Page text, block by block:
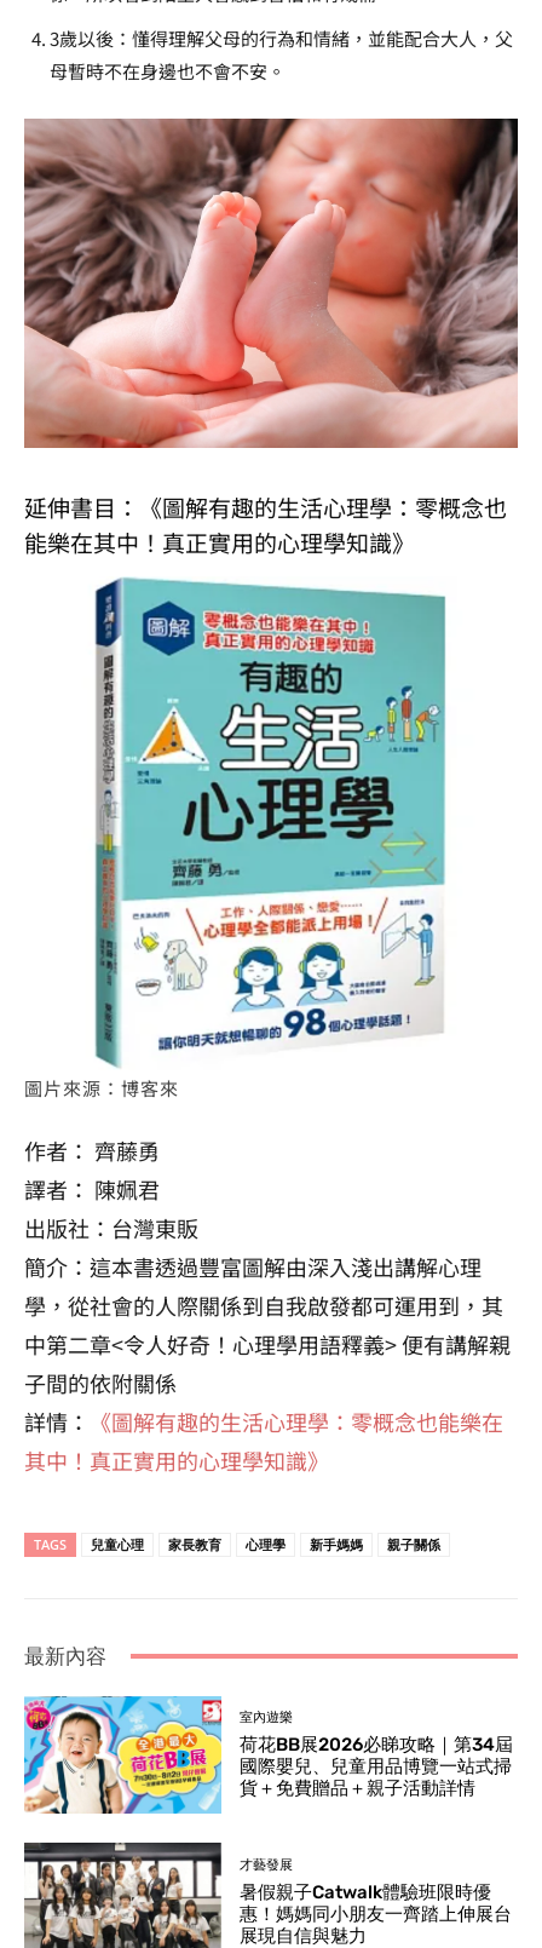
3歲以後：懂得理解父母的行為和情緒，並能配合大人，父
母暫時不在身邊也不會不安。
延伸書目：《圖解有趣的生活心理學：零概念也
能樂在其中！真正實用的心理學知識》
圖片來源：博客來
作者： 齊藤勇
譯者： 陳姵君
出版社：台灣東販
簡介：這本書透過豐富圖解由深入淺出講解心理
學，從社會的人際關係到自我啟發都可運用到，其
中第二章<令人好奇！心理學用語釋義> 便有講解親
子間的依附關係
詳情：
《圖解有趣的生活心理學：零概念也能樂在
其中！真正實用的心理學知識》
TAGS 兒童心理 家長教育 心理學 新手媽媽 親子關係
最新內容
室內遊樂
荷花BB展2026必睇攻略｜第34屆
國際嬰兒、兒童用品博覽一站式掃
貨＋免費贈品＋親子活動詳情
才藝發展
暑假親子Catwalk體驗班限時優
惠！媽媽同小朋友一齊踏上伸展台
展現自信與魅力